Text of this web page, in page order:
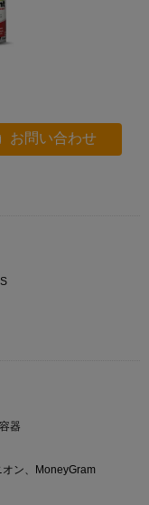
お問い合わせ
器
ン、MoneyGram